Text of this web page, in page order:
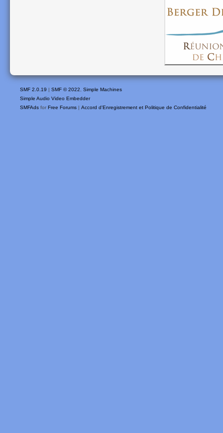
SMF 2.0.19 | SMF © 2022, Simple Machines
Simple Audio Video Embedder
SMFAds for Free Forums | Accord d'Enregistrement et Politique de Confidentialité